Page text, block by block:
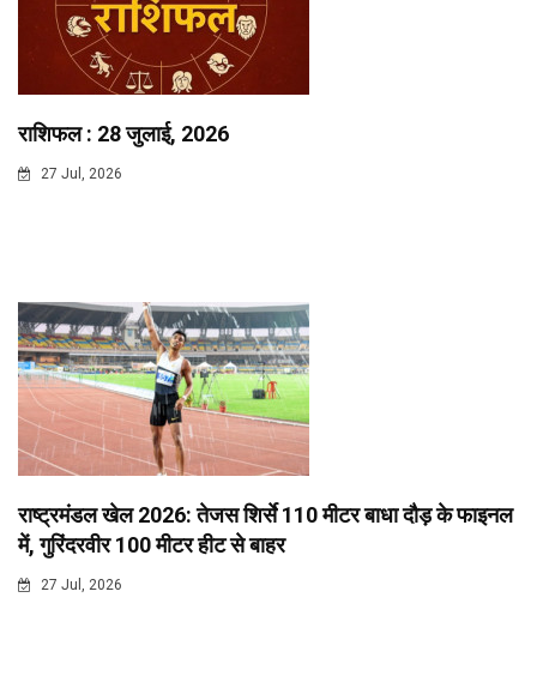
राशिफल : 28 जुलाई, 2026
27 Jul, 2026
राष्ट्रमंडल खेल 2026: तेजस शिर्से 110 मीटर बाधा दौड़ के फाइनल
में, गुरिंदरवीर 100 मीटर हीट से बाहर
27 Jul, 2026